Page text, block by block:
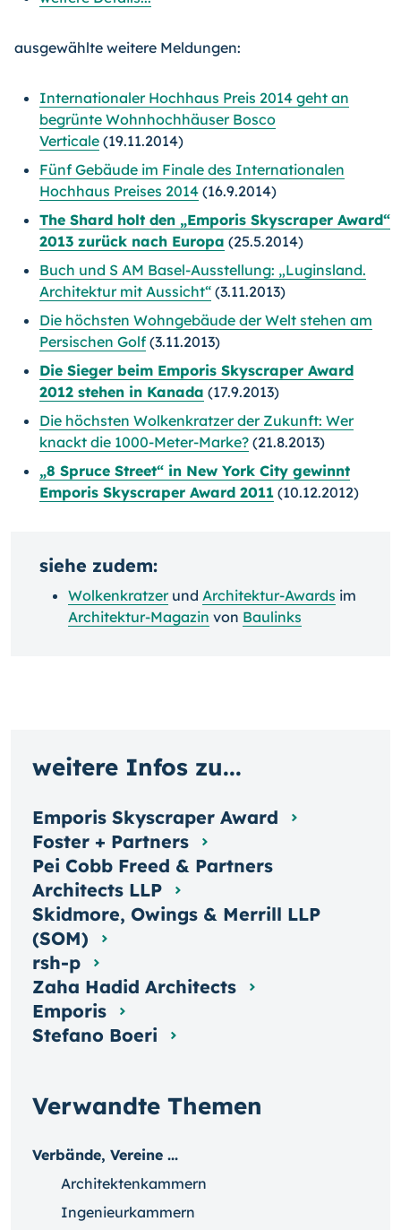
ausgewählte weitere Meldungen:
Internationaler Hochhaus Preis 2014 geht an
begrünte Wohnhochhäuser Bosco
Verticale (19.11.2014)
Fünf Gebäude im Finale des Internationalen
Hochhaus Preises 2014 (16.9.2014)
The Shard holt den „Emporis Skyscraper Award“
2013 zurück nach Europa (25.5.2014)
Buch und S AM Basel-Ausstellung: „Luginsland.
Architektur mit Aussicht“ (3.11.2013)
Die höchsten Wohngebäude der Welt stehen am
Persischen Golf (3.11.2013)
Die Sieger beim Emporis Skyscraper Award
2012 stehen in Kanada (17.9.2013)
Die höchsten Wolkenkratzer der Zukunft: Wer
knackt die 1000-Meter-Marke? (21.8.2013)
„8 Spruce Street“ in New York City gewinnt
Emporis Skyscraper Award 2011 (10.12.2012)
siehe zudem:
Wolkenkratzerund Architektur-Awards im
Architektur-Magazin von Baulinks
Verwandte Themen
Verbände, Vereine ...
Architektenkammern
Ingenieurkammern
weitere Infos zu...
Emporis Skyscraper Award
Foster + Partners
Pei Cobb Freed & Partners
Architects LLP
Skidmore, Owings & Merrill LLP
(SOM)
rsh-p
Zaha Hadid Architects
Emporis
Stefano Boeri